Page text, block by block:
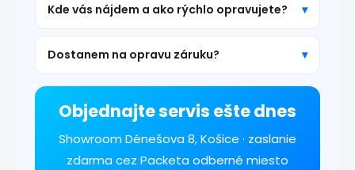
Kde vás nájdem a ako rýchlo opravujete?
Dostanem na opravu záruku?
Objednajte servis ešte dnes
Showroom Dénešova 8, Košice · zaslanie
zdarma cez Packeta odberné miesto